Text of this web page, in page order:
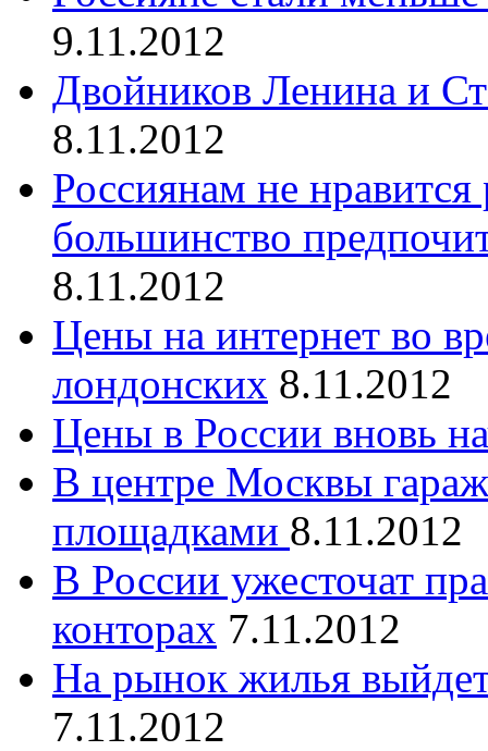
9.11.2012
Двойников Ленина и
8.11.2012
Россиянам не нравится
большинство
8.11.2012
Цены на интернет во
лондонских 8.11.2012
Цены в России вновь
В центре Москвы
площадками 8.11.2012
В России ужесточат
конторах 7.11.2012
На рынок жилья
7.11.2012